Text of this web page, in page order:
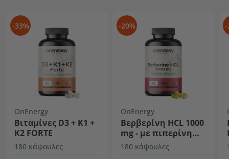
-33%
OnEnergy
Βιταμίνες D3 + K1 +
K2 FORTE
180 κάψουλες
-20%
OnEnergy
Βερβερίνη HCL 1000
mg - με πιπερίνη
και χρώμιο
180 κάψουλες
-